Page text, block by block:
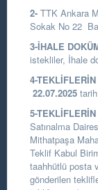
2- TTK Ankara
Sokak No 22
3-İHALE
istekliler, İhale
4-
22.07.2025 tarih
5-
Satınalma
Mithatpaşa
Teklif Kabul
taahhütlü posta
gönderilen